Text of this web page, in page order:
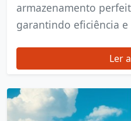
armazenamento
garantindo eficiência e
Ler